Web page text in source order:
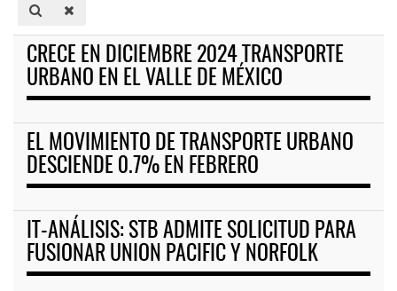
del
CRECE EN DICIEMBRE 2024 TRANSPORTE
URBANO EN EL VALLE DE MÉXICO
EL MOVIMIENTO DE TRANSPORTE URBANO
DESCIENDE 0.7% EN FEBRERO
IT-ANÁLISIS: STB ADMITE SOLICITUD PARA
FUSIONAR UNION PACIFIC Y NORFOLK